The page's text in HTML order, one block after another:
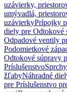
uzávierky,
umývadlá,
uzávierkyPrípojky
diely pre Odtokové
Odpadové ventily
Podomietkové
Odtokové súpravy
Príslušenstvo
žľabyNáhradné
pre Príslušenstvo